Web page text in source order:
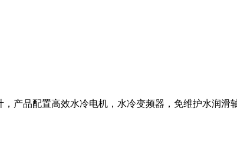
产品配置高效水冷电机，水冷变频器，免维护水润